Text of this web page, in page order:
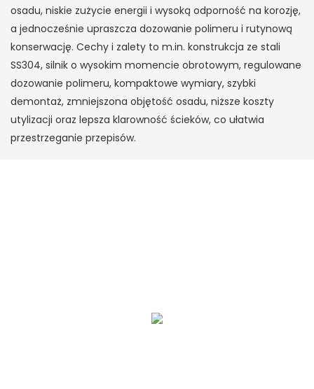
osadu, niskie zużycie energii i wysoką odporność na korozję,
a jednocześnie upraszcza dozowanie polimeru i rutynową
konserwację. Cechy i zalety to m.in. konstrukcja ze stali
SS304, silnik o wysokim momencie obrotowym, regulowane
dozowanie polimeru, kompaktowe wymiary, szybki
demontaż, zmniejszona objętość osadu, niższe koszty
utylizacji oraz lepsza klarowność ścieków, co ułatwia
przestrzeganie przepisów.